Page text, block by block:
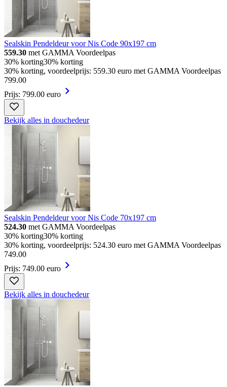
Sealskin Pendeldeur voor Nis Code 90x197 cm
559.30 met GAMMA Voordeelpas
30% korting30% korting
30% korting, voordeelprijs: 559.30 euro met GAMMA Voordeelpas
799.00
Prijs: 799.00 euro
Bekijk alles in douchedeur
Sealskin Pendeldeur voor Nis Code 70x197 cm
524.30 met GAMMA Voordeelpas
30% korting30% korting
30% korting, voordeelprijs: 524.30 euro met GAMMA Voordeelpas
749.00
Prijs: 749.00 euro
Bekijk alles in douchedeur